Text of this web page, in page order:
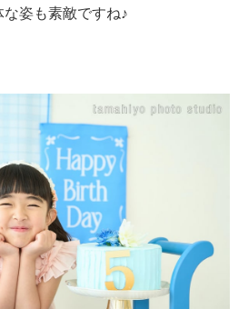
姿も素敵ですね♪